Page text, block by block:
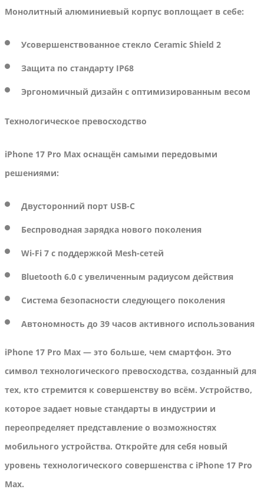
Монолитный алюминиевый корпус воплощает в себе:
Усовершенствованное стекло Ceramic Shield 2
Защита по стандарту IP68
Эргономичный дизайн с оптимизированным весом
Технологическое превосходство
iPhone 17 Pro Max оснащён самыми передовыми
решениями:
Двусторонний порт USB-C
Беспроводная зарядка нового поколения
Wi-Fi 7 с поддержкой Mesh-сетей
Bluetooth 6.0 с увеличенным радиусом действия
Система безопасности следующего поколения
Автономность до 39 часов активного использования
iPhone 17 Pro Max — это больше, чем смартфон. Это
символ технологического превосходства, созданный для
тех, кто стремится к совершенству во всём. Устройство,
которое задает новые стандарты в индустрии и
переопределяет представление о возможностях
мобильного устройства. Откройте для себя новый
уровень технологического совершенства с iPhone 17 Pro
Max.